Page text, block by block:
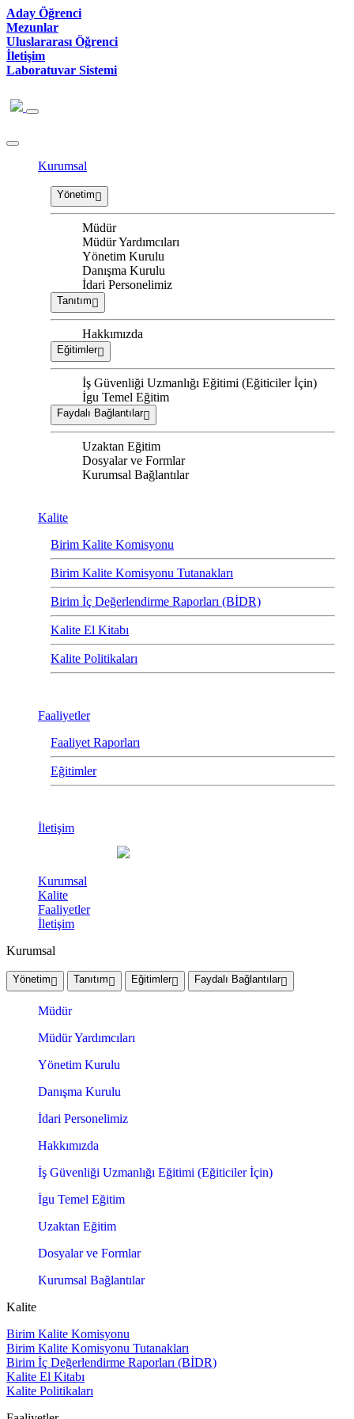
Aday Öğrenci
Mezunlar
Uluslararası Öğrenci
İletişim
Laboratuvar Sistemi
Kurumsal
Yönetim
Müdür
Müdür Yardımcıları
Yönetim Kurulu
Danışma Kurulu
İdari Personelimiz
Tanıtım
Hakkımızda
Eğitimler
İş Güvenliği Uzmanlığı Eğitimi (Eğiticiler İçin)
İgu Temel Eğitim
Faydalı Bağlantılar
Uzaktan Eğitim
Dosyalar ve Formlar
Kurumsal Bağlantılar
Kalite
Birim Kalite Komisyonu
Birim Kalite Komisyonu Tutanakları
Birim İç Değerlendirme Raporları (BİDR)
Kalite El Kitabı
Kalite Politikaları
Faaliyetler
Faaliyet Raporları
Eğitimler
İletişim
Kurumsal
Kalite
Faaliyetler
İletişim
Kurumsal
Yönetim Tanıtım Eğitimler Faydalı Bağlantılar
Müdür
Müdür Yardımcıları
Yönetim Kurulu
Danışma Kurulu
İdari Personelimiz
Hakkımızda
İş Güvenliği Uzmanlığı Eğitimi (Eğiticiler İçin)
İgu Temel Eğitim
Uzaktan Eğitim
Dosyalar ve Formlar
Kurumsal Bağlantılar
Kalite
Birim Kalite Komisyonu
Birim Kalite Komisyonu Tutanakları
Birim İç Değerlendirme Raporları (BİDR)
Kalite El Kitabı
Kalite Politikaları